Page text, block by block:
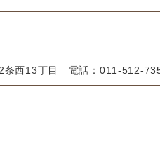
条西13丁目 電話：011-512-